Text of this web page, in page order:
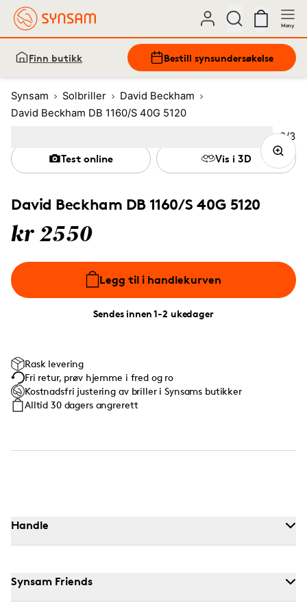
Meny
Finn butikk Bestill synsundersøkelse
Synsam Solbriller
David Beckham
David Beckham DB 1160/S 40G 5120
David Beckham DB 1160/S 40G 5120
kr 2550
Legg til i handlekurven
Sendes innen 1-2 ukedager
Test online Vis i 3D
Rask levering
Fri retur, prøv hjemme i fred og ro
Kostnadsfri justering av briller i Synsams butikker
Alltid 30 dagers angrerett
Bilde
2/3
3
Handle
Synsam Friends